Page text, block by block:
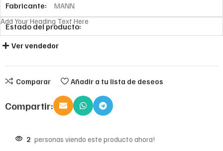
Fabricante: MANN
Estado del producto:
Add Your Heading Text Here
Ver vendedor
Comparar Añadir a tu lista de deseos
Compartir:
2 personas viendo este producto ahora!